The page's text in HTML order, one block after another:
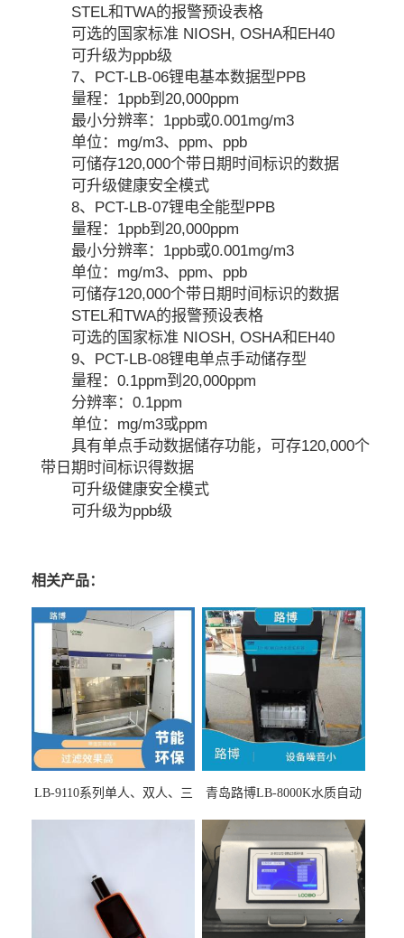
STEL和TWA的报警预设表格
可选的国家标准 NIOSH, OSHA和EH40
可升级为ppb级
7、PCT-LB-06锂电基本数据型PPB
量程：1ppb到20,000ppm
最小分辨率：1ppb或0.001mg/m3
单位：mg/m3、ppm、ppb
可储存120,000个带日期时间标识的数据
可升级健康安全模式
8、PCT-LB-07锂电全能型PPB
量程：1ppb到20,000ppm
最小分辨率：1ppb或0.001mg/m3
单位：mg/m3、ppm、ppb
可储存120,000个带日期时间标识的数据
STEL和TWA的报警预设表格
可选的国家标准 NIOSH, OSHA和EH40
9、PCT-LB-08锂电单点手动储存型
量程：0.1ppm到20,000ppm
分辨率：0.1ppm
单位：mg/m3或ppm
具有单点手动数据储存功能，可存120,000个
带日期时间标识得数据
可升级健康安全模式
可升级为ppb级
相关产品：
LB-9110系列单人、双人、三
青岛路博LB-8000K水质自动